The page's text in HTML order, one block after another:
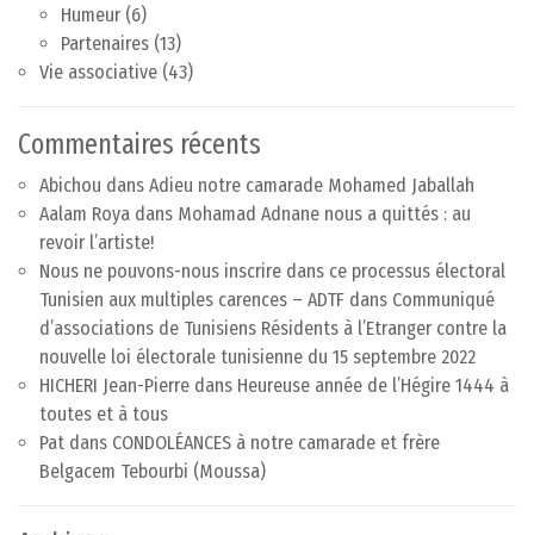
Humeur (6)
Partenaires (13)
Vie associative (43)
Commentaires récents
Abichou dans Adieu notre camarade Mohamed Jaballah
Aalam Roya dans Mohamad Adnane nous a quittés : au
revoir l’artiste!
Nous ne pouvons-nous inscrire dans ce processus électoral
Tunisien aux multiples carences – ADTF dans Communiqué
d’associations de Tunisiens Résidents à l’Etranger contre la
nouvelle loi électorale tunisienne du 15 septembre 2022
HICHERI Jean-Pierre dans Heureuse année de l’Hégire 1444 à
toutes et à tous
Pat dans CONDOLÉANCES à notre camarade et frère
Belgacem Tebourbi (Moussa)